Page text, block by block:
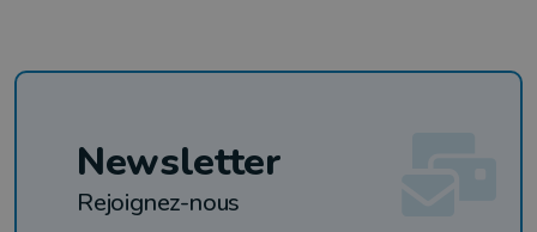
Newsletter
Rejoignez-nous